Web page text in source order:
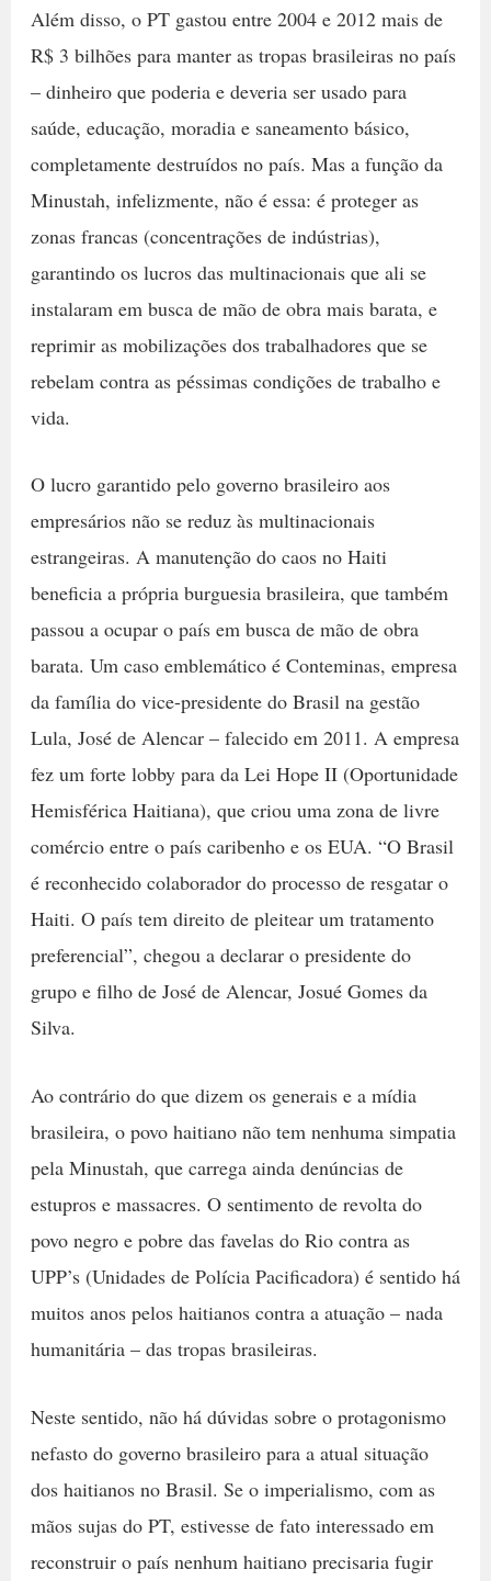
Além disso, o PT gastou entre 2004 e 2012 mais de
R$ 3 bilhões para manter as tropas brasileiras no país
– dinheiro que poderia e deveria ser usado para
saúde, educação, moradia e saneamento básico,
completamente destruídos no país. Mas a função da
Minustah, infelizmente, não é essa: é proteger as
zonas francas (concentrações de indústrias),
garantindo os lucros das multinacionais que ali se
instalaram em busca de mão de obra mais barata, e
reprimir as mobilizações dos trabalhadores que se
rebelam contra as péssimas condições de trabalho e
vida.
O lucro garantido pelo governo brasileiro aos
empresários não se reduz às multinacionais
estrangeiras. A manutenção do caos no Haiti
beneficia a própria burguesia brasileira, que também
passou a ocupar o país em busca de mão de obra
barata. Um caso emblemático é Conteminas, empresa
da família do vice-presidente do Brasil na gestão
Lula, José de Alencar – falecido em 2011. A empresa
fez um forte lobby para da Lei Hope II (Oportunidade
Hemisférica Haitiana), que criou uma zona de livre
comércio entre o país caribenho e os EUA. “O Brasil
é reconhecido colaborador do processo de resgatar o
Haiti. O país tem direito de pleitear um tratamento
preferencial”, chegou a declarar o presidente do
grupo e filho de José de Alencar, Josué Gomes da
Silva.
Ao contrário do que dizem os generais e a mídia
brasileira, o povo haitiano não tem nenhuma simpatia
pela Minustah, que carrega ainda denúncias de
estupros e massacres. O sentimento de revolta do
povo negro e pobre das favelas do Rio contra as
UPP’s (Unidades de Polícia Pacificadora) é sentido há
muitos anos pelos haitianos contra a atuação – nada
humanitária – das tropas brasileiras.
Neste sentido, não há dúvidas sobre o protagonismo
nefasto do governo brasileiro para a atual situação
dos haitianos no Brasil. Se o imperialismo, com as
mãos sujas do PT, estivesse de fato interessado em
reconstruir o país nenhum haitiano precisaria fugir